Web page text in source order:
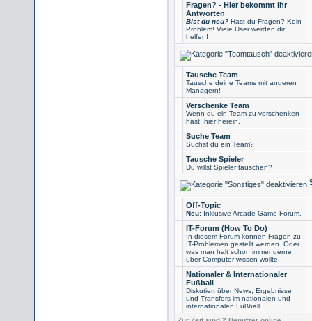
Fragen? - Hier bekommt ihr
Antworten
Bist du neu? Hast du Fragen? Kein
Problem! Viele User werden dir
helfen!
Tausche Team
Tausche deine Teams mit anderen
Managern!
Verschenke Team
Wenn du ein Team zu verschenken
hast, hier herein.
Suche Team
Suchst du ein Team?
Tausche Spieler
Du willst Spieler tauschen?
Off-Topic
Neu: Inklusive Arcade-Game-Forum.
IT-Forum (How To Do)
In diesem Forum können Fragen zu
IT-Problemen gestellt werden. Oder
was man halt schon immer gerne
über Computer wissen wollte.
Nationaler & Internationaler
Fußball
Diskutiert über News, Ergebnisse
und Transfers im nationalen und
internationalen Fußball